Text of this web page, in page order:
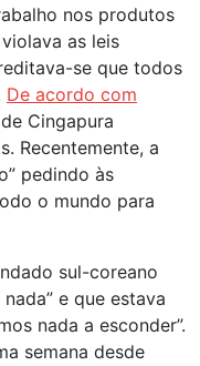
nos produtos
as leis
se que todos
De acordo com
Cingapura
Recentemente, a
pedindo às
o mundo para
sul-coreano
nada” e que estava
nada a esconder”.
semana desde